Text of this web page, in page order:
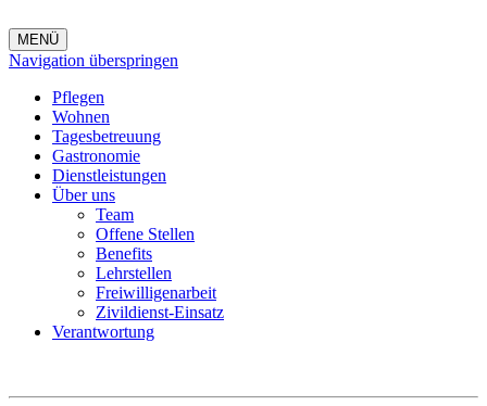
MENÜ
Navigation überspringen
Pflegen
Wohnen
Tagesbetreuung
Gastronomie
Dienstleistungen
Über uns
Team
Offene Stellen
Benefits
Lehrstellen
Freiwilligenarbeit
Zivildienst-Einsatz
Verantwortung